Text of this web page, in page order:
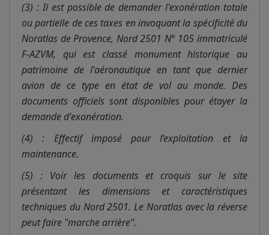
(3) : Il est possible de demander l'exonération totale
ou partielle de ces taxes en invoquant la spécificité du
Noratlas de Provence, Nord 2501 N° 105 immatriculé
F-AZVM, qui est classé monument historique au
patrimoine de l'aéronautique en tant que dernier
avion de ce type en état de vol au monde. Des
documents officiels sont disponibles pour étayer la
demande d'exonération.
(4) : Effectif imposé pour l’exploitation et la
maintenance.
(5) : Voir les documents et croquis sur le site
présentant les dimensions et caractéristiques
techniques du Nord 2501. Le Noratlas avec la réverse
peut faire "marche arrière".